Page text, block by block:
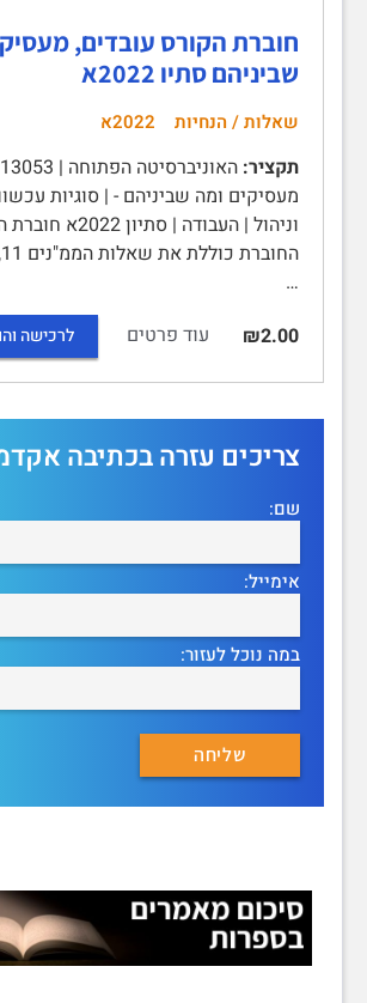
חוברת הקורס עובדים,
שביניהם סתיו 2022א
שאלות / הנחיות 2022א
תקציר:
מעסיקים ומה שביניהם - | סוגיות
וניהול | העבודה | סתיון
…
₪2.00
עוד פרטים לרכישה
צריכים עזרה בכתיבה
שם:
אימייל:
במה נוכל לעזור: